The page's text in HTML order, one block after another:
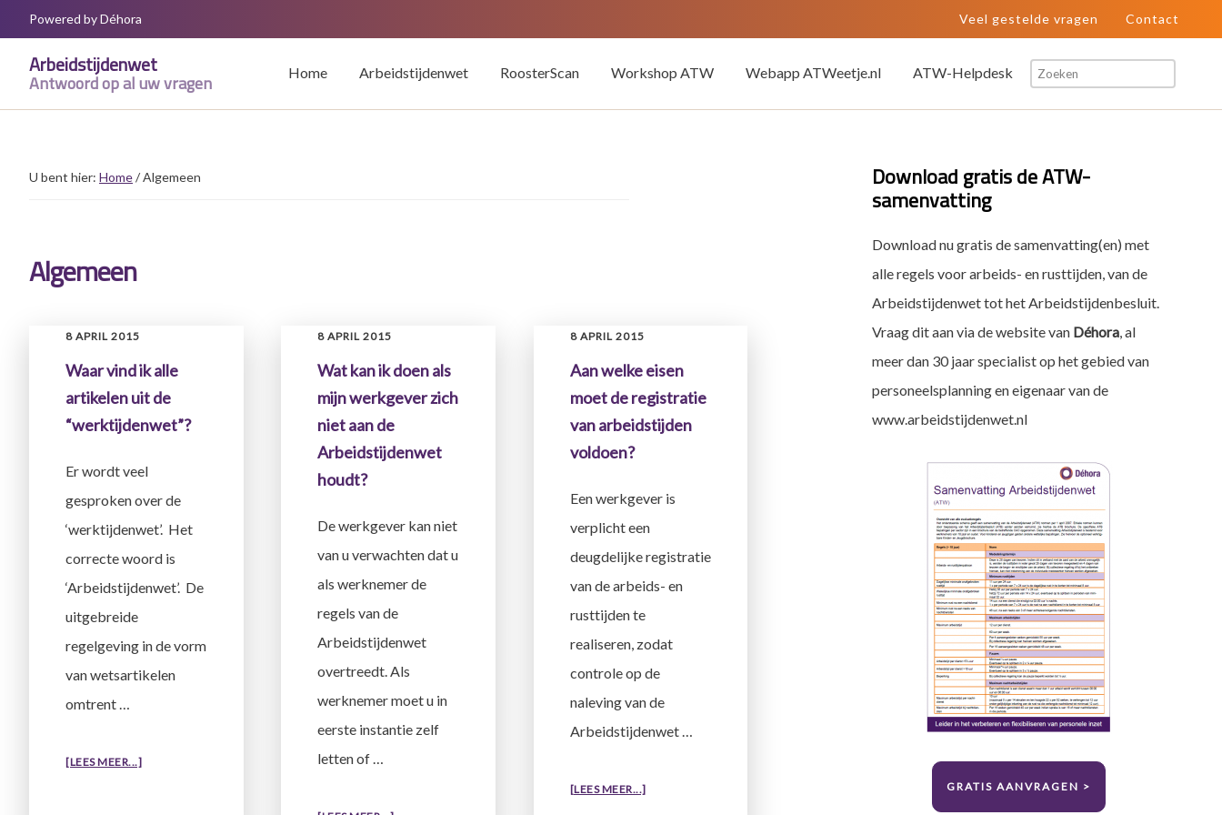
Door
naar
Spring
naar
Spring
naar
Powered by Déhora Veel gestelde vragen Contact
Arbeidstijdenwet
Antwoord op al uw vragen Home Arbeidstijdenwet RoosterScan Workshop ATW Webapp ATWeetje.nl ATW-Helpdesk Zoeken
U bent hier: Home/Algemeen
Algemeen
8 APRIL 2015
Waar vind ik alle
artikelen uit de
“werktijdenwet”?
Er wordt veel
gesproken over de
‘werktijdenwet’. Het
correcte woord is
‘Arbeidstijdenwet’. De
uitgebreide
regelgeving in de vorm
van wetsartikelen
omtrent …
[LEES MEER...]OVERWAAR
8 APRIL 2015
Wat kan ik doen als
mijn werkgever zich
niet aan de
Arbeidstijdenwet
houdt?
De werkgever kan niet
van u verwachten dat u
als werknemer de
regels van de
Arbeidstijdenwet
overtreedt. Als
werknemer moet u in
eerste instantie zelf
letten of …
8 APRIL 2015
Aan welke eisen
moet de registratie
van arbeidstijden
voldoen?
Een werkgever is
verplicht een
deugdelijke registratie
van de arbeids- en
rusttijden te
realiseren, zodat
controle op de
naleving van de
Arbeidstijdenwet …
[LEES MEER...]OVERAAN
Primaire
Sidebar
Download gratis de ATW-
samenvatting
Download nu gratis de samenvatting(en) met
alle regels voor arbeids- en rusttijden, van de
Arbeidstijdenwet tot het Arbeidstijdenbesluit.
Vraag dit aan via de website van Déhora, al
meer dan 30 jaar specialist op het gebied van
personeelsplanning en eigenaar van de
www.arbeidstijdenwet.nl
GRATIS AANVRAGEN >